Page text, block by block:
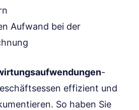
Aufwand bei der
-
effizient und
So haben Sie